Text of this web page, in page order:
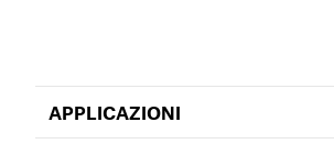
APPLICAZIONI